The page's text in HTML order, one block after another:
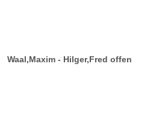
Waal,Maxim - Hilger,Fred offen